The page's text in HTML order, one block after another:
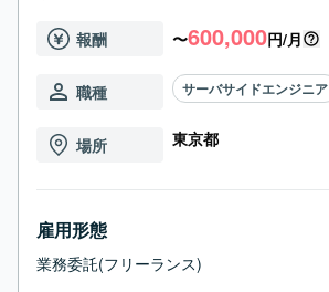
報酬 〜600,000円/月
職種 サーバサイドエンジニア
場所 東京都
雇用形態
業務委託(フリーランス)